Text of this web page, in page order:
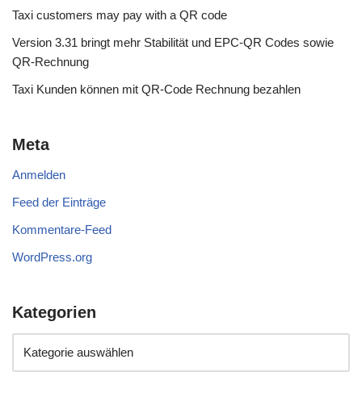
Taxi customers may pay with a QR code
Version 3.31 bringt mehr Stabilität und EPC-QR Codes sowie
QR-Rechnung
Taxi Kunden können mit QR-Code Rechnung bezahlen
Meta
Anmelden
Feed der Einträge
Kommentare-Feed
WordPress.org
Kategorien